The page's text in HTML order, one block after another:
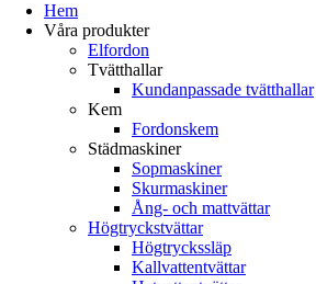
Hem
Våra produkter
Elfordon
Tvätthallar
Kundanpassade tvätthallar
Kem
Fordonskem
Städmaskiner
Sopmaskiner
Skurmaskiner
Ång- och mattvättar
Högtryckstvättar
Högtryckssläp
Kallvattentvättar